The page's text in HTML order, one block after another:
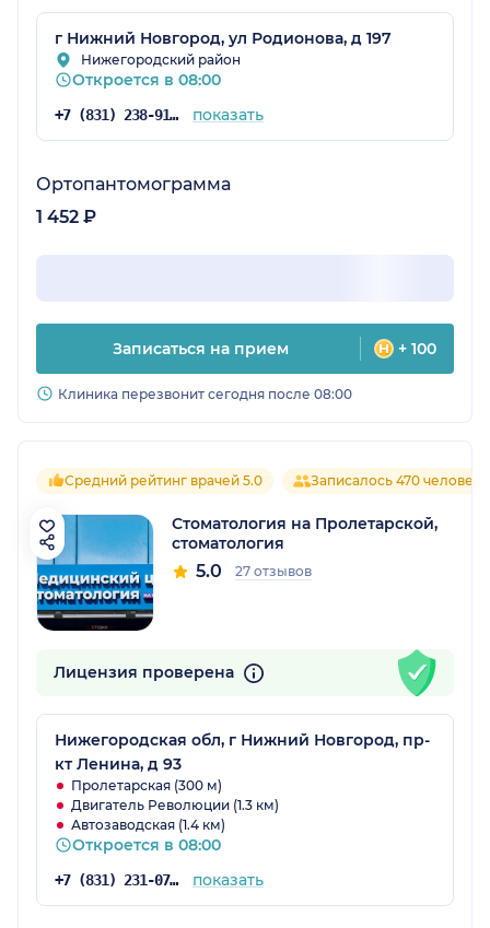
г Нижний Новгород, ул Родионова, д 197
Нижегородский район
Откроется в 08:00
+7 (831) 238-91-03 показать
Ортопантомограмма
1 452 ₽
Записаться на прием + 100
Клиника перезвонит сегодня после 08:00
Средний рейтинг врачей 5.0 Записалось 470 человек
Стоматология на Пролетарской,
стоматология
5.0 27 отзывов
Лицензия проверена
Нижегородская обл, г Нижний Новгород, пр-
кт Ленина, д 93
Пролетарская (300 м)
Двигатель Революции (1.3 км)
Автозаводская (1.4 км)
Откроется в 08:00
+7 (831) 231-07-13 показать